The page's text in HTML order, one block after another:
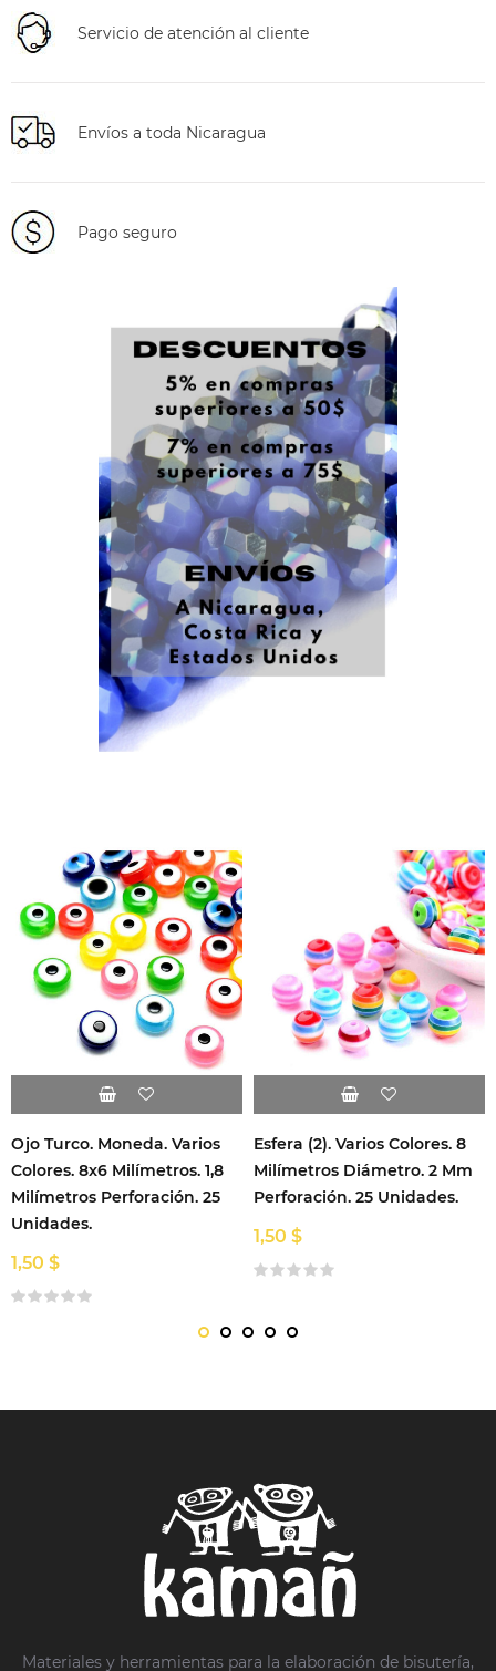
Servicio de atención al cliente
Envíos a toda Nicaragua
Pago seguro
Ojo Turco. Moneda. Varios
Colores. 8x6 Milímetros. 1,8
Milímetros Perforación. 25
Unidades.
1,50 $
Esfera (2). Varios Colores. 8
Milímetros Diámetro. 2 Mm
Perforación. 25 Unidades.
1,50 $
Materiales y herramientas para la elaboración de bisutería,